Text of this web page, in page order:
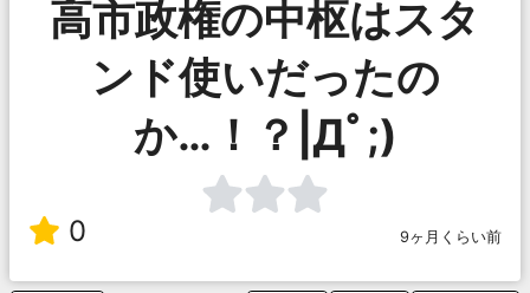
高市政権の中枢はスタ
ンド使いだったの
か…！？|Дﾟ;)
0 9ヶ月くらい前